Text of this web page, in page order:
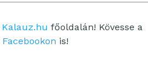
Kalauz.hu főoldalán! Kövesse a
Facebookon is!